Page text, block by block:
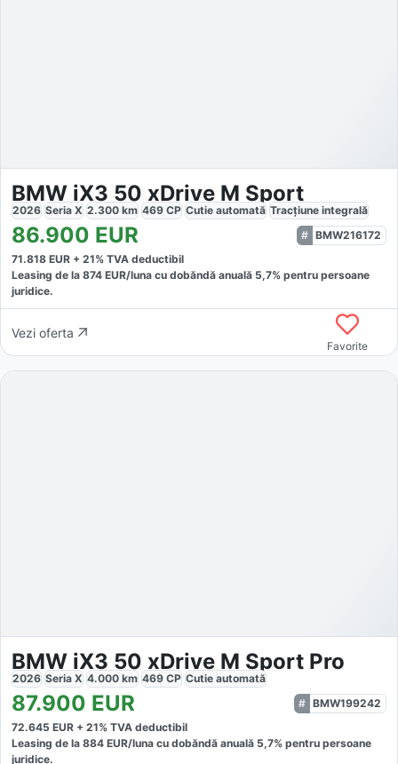
BMW iX3 50 xDrive M Sport
2026 Seria X 2.300 km 469 CP Cutie automată Tracțiune integrală
86.900 EUR
BMW216172
71.818 EUR + 21% TVA deductibil
Leasing de la 874 EUR/luna cu dobăndă anuală 5,7% pentru persoane
juridice.
Vezi oferta
Favorite
BMW iX3 50 xDrive M Sport Pro
2026 Seria X 4.000 km 469 CP Cutie automată
87.900 EUR
BMW199242
72.645 EUR + 21% TVA deductibil
Leasing de la 884 EUR/luna cu dobăndă anuală 5,7% pentru persoane
juridice.